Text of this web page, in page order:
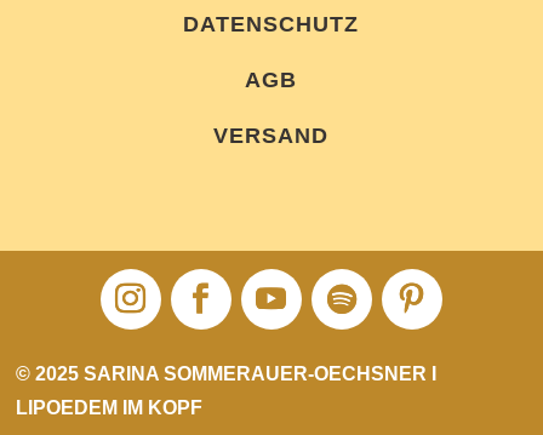
DATENSCHUTZ
AGB
VERSAND
© 2025 SARINA SOMMERAUER-OECHSNER I
LIPOEDEM IM KOPF